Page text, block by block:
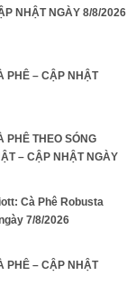
NHẬT NGÀY 8/8/2026
PHÊ – CẬP NHẬT
PHÊ THEO SÓNG
– CẬP NHẬT NGÀY
Cà Phê Robusta
7/8/2026
PHÊ – CẬP NHẬT